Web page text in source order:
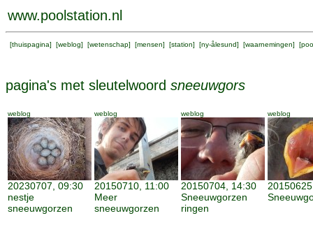
www.poolstation.nl
[thuispagina] [weblog] [wetenschap] [mensen] [station] [ny-ålesund] [waarnemingen] [
pagina's met sleutelwoord sneeuwgors
weblog
20230707, 09:30
nestje
sneeuwgorzen
weblog
20150710, 11:00
Meer
sneeuwgorzen
weblog
20150704, 14:30
Sneeuwgorzen
ringen
weblog